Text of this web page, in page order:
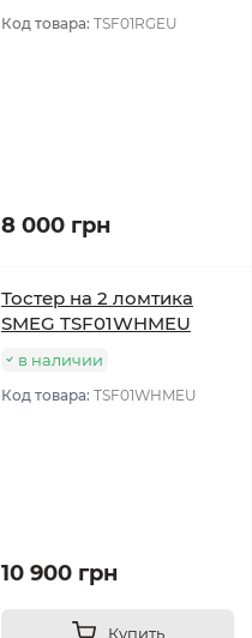
Код товара: TSF01RGEU
8 000 грн
Тостер на 2 ломтика
SMEG TSF01WHMEU
в наличии
Код товара: TSF01WHMEU
10 900 грн
Купить